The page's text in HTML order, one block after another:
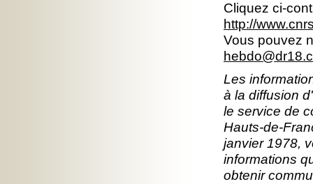
Cliquez ci-
http://
Vous pouvez
Les
à la diffusion
le service de
Hauts-de-
janvier 1978,
informations
obtenir